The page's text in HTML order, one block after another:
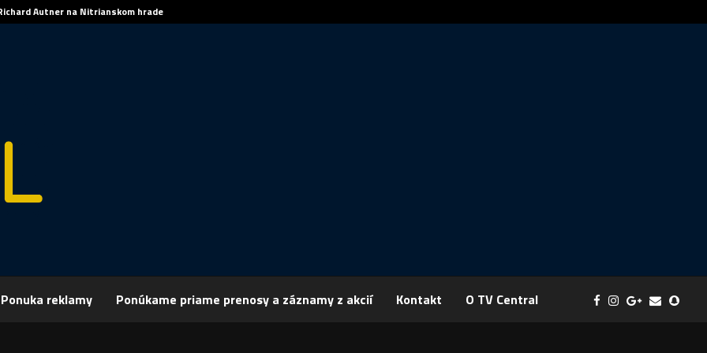
Autner na Nitrianskom hrade
Ponuka reklamy Ponúkame priame prenosy a záznamy z akcií Kontakt O TV Central